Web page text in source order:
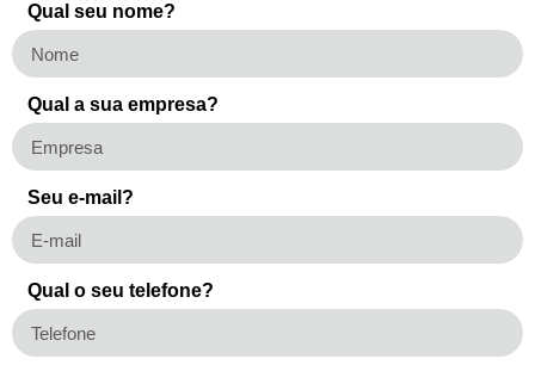
Qual seu nome?
Qual a sua empresa?
Seu e-mail?
Qual o seu telefone?